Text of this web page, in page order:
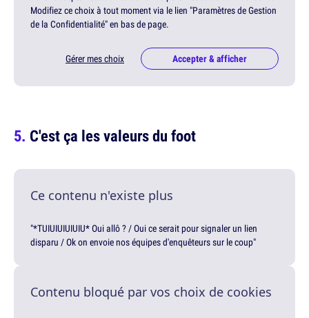
Modifiez ce choix à tout moment via le lien "Paramètres de Gestion
de la Confidentialité" en bas de page.
Gérer mes choix Accepter & afficher
C'est ça les valeurs du foot
Ce contenu n'existe plus
"*TUIUIUIUIUIU* Oui allô ? / Oui ce serait pour signaler un lien
disparu / Ok on envoie nos équipes d'enquêteurs sur le coup"
Contenu bloqué par vos choix de cookies